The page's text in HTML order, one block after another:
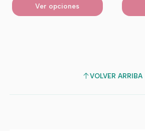
Ver opciones
VOLVER ARRIBA